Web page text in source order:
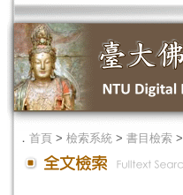
． 首頁 > 檢索系統 > 書目檢索 >